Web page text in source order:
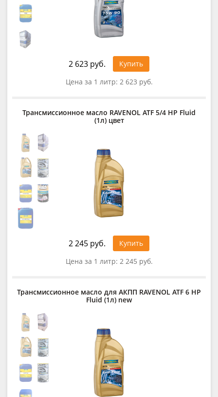
2 623 руб.
Купить
Цена за 1 литр: 2 623 руб.
Трансмиссионное масло RAVENOL ATF 5/4 HP Fluid
(1л) цвет
2 245 руб.
Купить
Цена за 1 литр: 2 245 руб.
Трансмиссионное масло для АКПП RAVENOL ATF 6 HP
Fluid (1л) new